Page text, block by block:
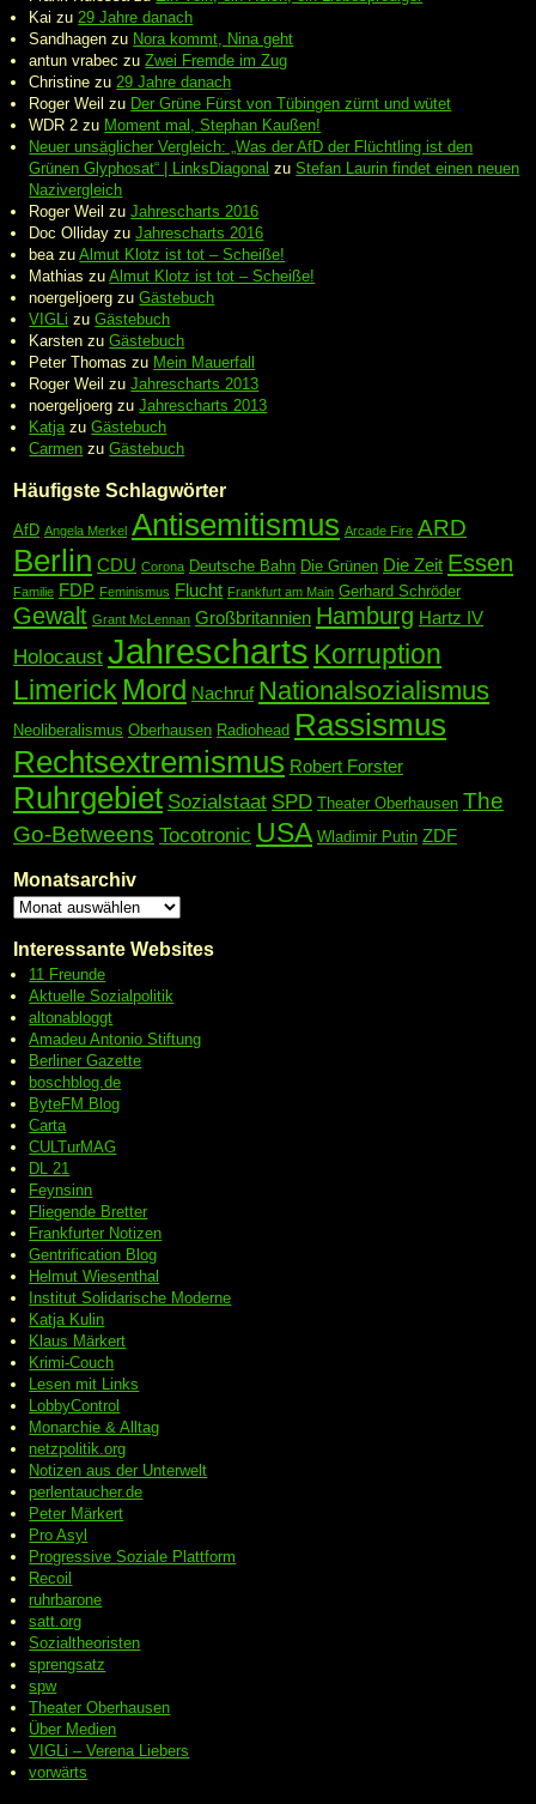
Kai zu29 Jahre danach
Sandhagen zu Nora kommt, Nina geht
antun vrabec zuZwei Fremde im Zug
Christine zu29 Jahre danach
Roger Weil zu Der Grüne Fürst von Tübingen zürnt und wütet
WDR 2 zu Moment mal, Stephan Kaußen!
Neuer unsäglicher Vergleich: „Was der AfD der Flüchtling ist den
Grünen Glyphosat“ | LinksDiagonal zuStefan Laurin findet einen neuen
Nazivergleich
Roger Weil zuJahrescharts 2016
Doc Olliday zuJahrescharts 2016
beazuAlmut Klotz ist tot – Scheiße!
Mathias zuAlmut Klotz ist tot – Scheiße!
noergeljoerg zuGästebuch
VIGLi zuGästebuch
Karsten zuGästebuch
Peter Thomas zu Mein Mauerfall
Roger Weil zuJahrescharts 2013
noergeljoerg zuJahrescharts 2013
KatjazuGästebuch
Carmen zuGästebuch
Häufigste Schlagwörter
AfD Angela Merkel Antisemitismus Arcade Fire ARD
Berlin CDU Corona Deutsche Bahn Die Grünen Die Zeit Essen
Familie FDP Feminismus Flucht Frankfurt am Main Gerhard Schröder
Gewalt Grant McLennan Großbritannien Hamburg Hartz IV
Holocaust Jahrescharts Korruption
Limerick Mord Nachruf Nationalsozialismus
Neoliberalismus Oberhausen Radiohead Rassismus
Rechtsextremismus Robert Forster
Ruhrgebiet Sozialstaat SPD Theater Oberhausen The
Go-Betweens Tocotronic USA Wladimir Putin ZDF
Monatsarchiv
Interessante Websites
11 Freunde
Aktuelle Sozialpolitik
altonabloggt
Amadeu Antonio Stiftung
Berliner Gazette
boschblog.de
ByteFM Blog
Carta
CULTurMAG
DL 21
Feynsinn
Fliegende Bretter
Frankfurter Notizen
Gentrification Blog
Helmut Wiesenthal
Institut Solidarische Moderne
Katja Kulin
Klaus Märkert
Krimi-Couch
Lesen mit Links
LobbyControl
Monarchie & Alltag
netzpolitik.org
Notizen aus der Unterwelt
perlentaucher.de
Peter Märkert
Pro Asyl
ProgressiveSoziale Plattform
Recoil
ruhrbarone
satt.org
Sozialtheoristen
sprengsatz
spw
Theater Oberhausen
Über Medien
VIGLi – Verena Liebers
vorwärts